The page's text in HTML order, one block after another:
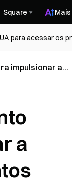
Square Mais
para acessar os
impulsionar a
a